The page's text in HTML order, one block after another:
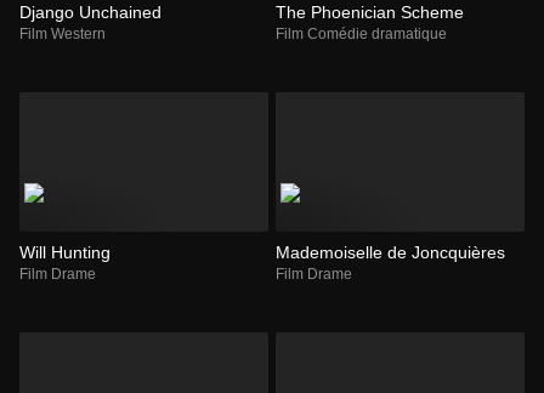
Django Unchained
Film Western
The Phoenician Scheme
Film Comédie dramatique
Will Hunting
Film Drame
Mademoiselle de Joncquières
Film Drame